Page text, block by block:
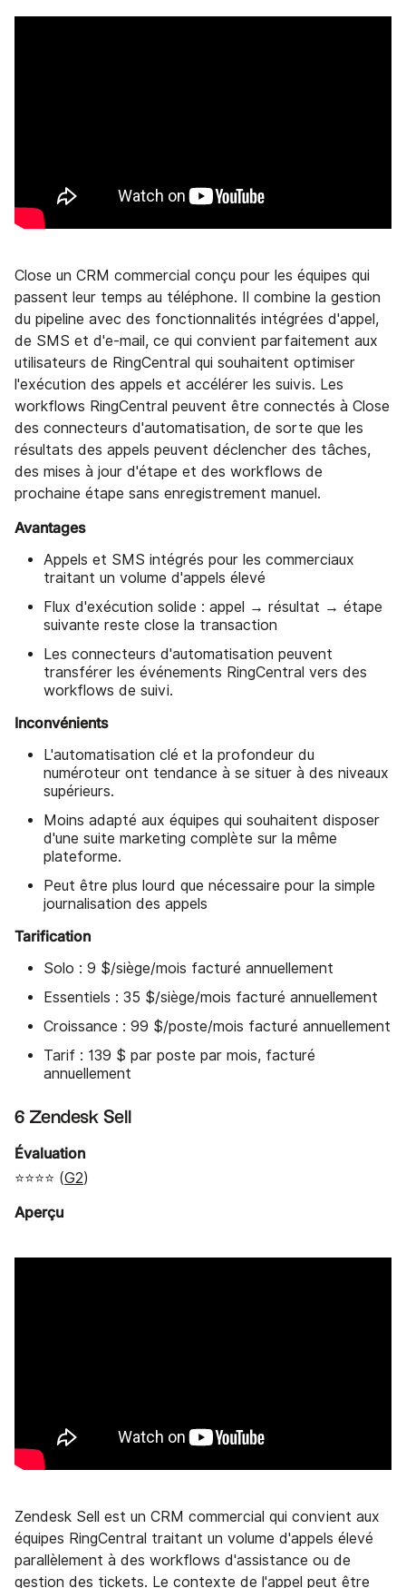
Close un CRM commercial conçu pour les équipes qui
passent leur temps au téléphone. Il combine la gestion
du pipeline avec des fonctionnalités intégrées d'appel,
de SMS et d'e-mail, ce qui convient parfaitement aux
utilisateurs de RingCentral qui souhaitent optimiser
l'exécution des appels et accélérer les suivis. Les
workflows RingCentral peuvent être connectés à Close
des connecteurs d'automatisation, de sorte que les
résultats des appels peuvent déclencher des tâches,
des mises à jour d'étape et des workflows de
prochaine étape sans enregistrement manuel.
Avantages
Appels et SMS intégrés pour les commerciaux
traitant un volume d'appels élevé
Flux d'exécution solide : appel → résultat → étape
suivante reste close la transaction
Les connecteurs d'automatisation peuvent
transférer les événements RingCentral vers des
workflows de suivi.
Inconvénients
L'automatisation clé et la profondeur du
numéroteur ont tendance à se situer à des niveaux
supérieurs.
Moins adapté aux équipes qui souhaitent disposer
d'une suite marketing complète sur la même
plateforme.
Peut être plus lourd que nécessaire pour la simple
journalisation des appels
Tarification
Solo : 9 $/siège/mois facturé annuellement
Essentiels : 35 $/siège/mois facturé annuellement
Croissance : 99 $/poste/mois facturé annuellement
Tarif : 139 $ par poste par mois, facturé
annuellement
6 Zendesk Sell
Évaluation
⭐⭐⭐⭐ (G2)
Aperçu
Zendesk Sell est un CRM commercial qui convient aux
équipes RingCentral traitant un volume d'appels élevé
parallèlement à des workflows d'assistance ou de
gestion des tickets. Le contexte de l'appel peut être